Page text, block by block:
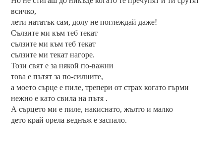
всичко,
лети нататък сам, долу не поглеждай даже!
Сълзите ми към теб текат
сълзите ми към теб текат
сълзите ми текат нагоре.
Този свят е за някой по-важни
това е пътят за по-силните,
а моето сърце е пиле, трепери от страх когато гърми
нежно е като свила на пътя .
А сърцето ми е пиле, накиснато, жълто и малко
дето край орела веднъж е заспало.